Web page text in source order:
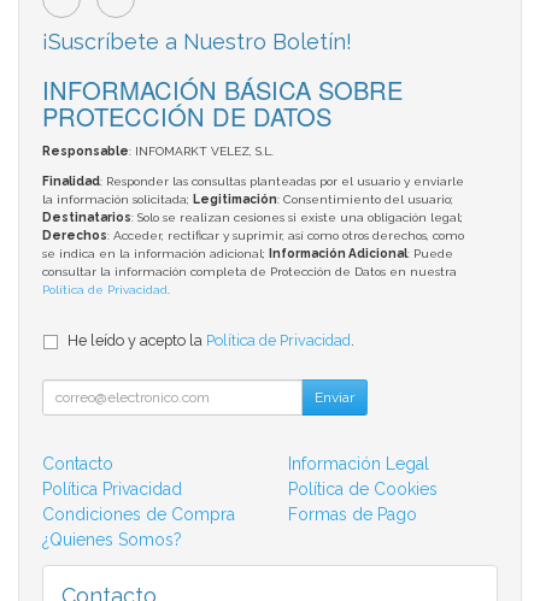
¡Suscríbete a Nuestro Boletín!
INFORMACIÓN BÁSICA SOBRE
PROTECCIÓN DE DATOS
Responsable: INFOMARKT VELEZ, S.L.
Finalidad: Responder las consultas planteadas por el usuario y enviarle
la información solicitada; Legitimación: Consentimiento del usuario;
Destinatarios: Solo se realizan cesiones si existe una obligación legal;
Derechos: Acceder, rectificar y suprimir, así como otros derechos, como
se indica en la información adicional;
Información Adicional: Puede
consultar la información completa de Protección de Datos en nuestra
Política de Privacidad
He leído y acepto la Política de Privacidad
Enviar
Contacto
Información Legal
Política Privacidad
Política de Cookies
Condiciones de Compra
Formas de Pago
¿Quienes Somos?
Contacto